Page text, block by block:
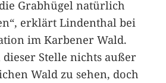
Grabhügel natürlich
erklärt Lindenthal bei
im Karbener Wald.
Stelle nichts außer
Wald zu sehen, doch